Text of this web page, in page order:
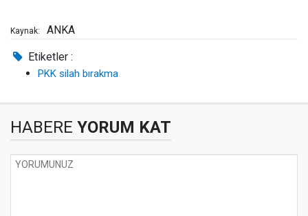
Kaynak: ANKA
Etiketler :
PKK silah bırakma
HABERE YORUM KAT